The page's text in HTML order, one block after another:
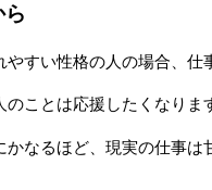
やすい性格の人の場合、
ことは応援したくなりま
なるほど、現実の仕事は